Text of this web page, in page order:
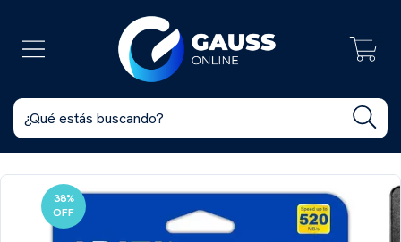
38%
OFF